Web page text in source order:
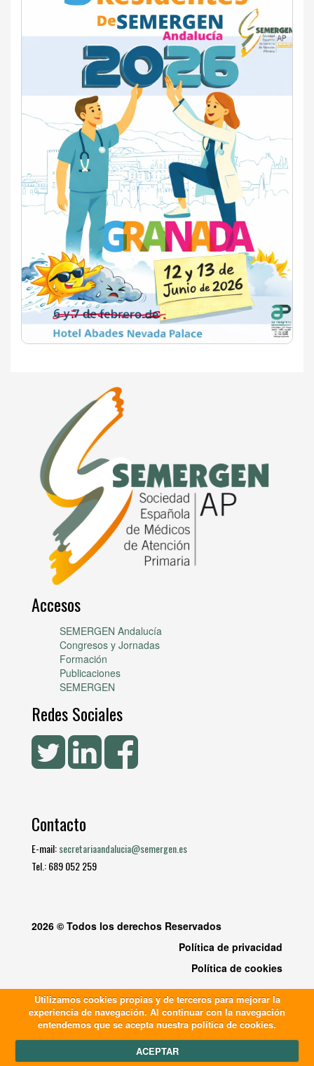
Accesos
SEMERGEN Andalucía
Congresos y Jornadas
Formación
Publicaciones
SEMERGEN
Redes Sociales
Contacto
E-mail:secretariaandalucia@semergen.es
Tel.: 689 052 259
2026 © Todos los derechos Reservados
Política de privacidad
Política de cookies
Utilizamos cookies propias y de terceros para mejorar la
experiencia de navegación. Al continuar con la navegación
entendemos que se acepta nuestra política de cookies.
ACEPTAR